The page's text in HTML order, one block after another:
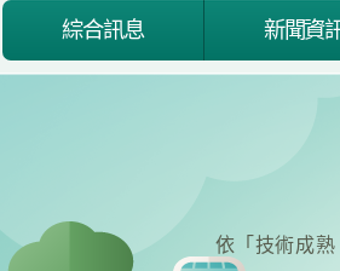
綜合訊息 新聞資
依「技術成